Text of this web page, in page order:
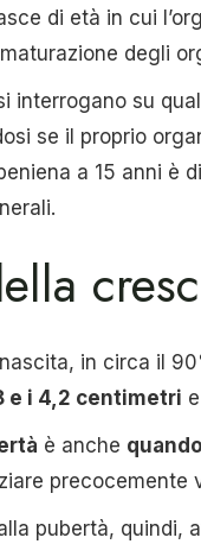
di età in cui
degli
interrogano su
se il proprio
a 15 anni è
in circa il
e i 4,2 centimetri
è anche
precocemente
pubertà, quindi,